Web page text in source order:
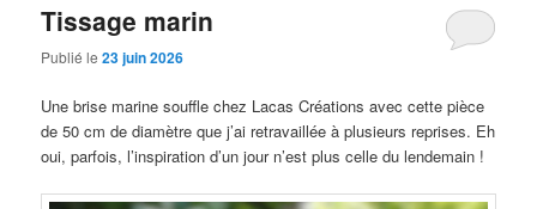
Tissage marin
Publié le23 juin 2026
Une brise marine souffle chez Lacas Créations avec cette pièce
de 50 cm de diamètre que j’ai retravaillée à plusieurs reprises. Eh
oui, parfois, l’inspiration d’un jour n’est plus celle du lendemain !